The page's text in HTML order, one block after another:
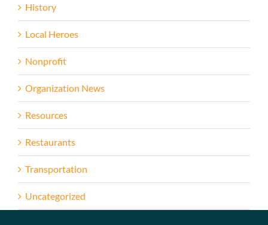
History
Local Heroes
Nonprofit
Organization News
Resources
Restaurants
Transportation
Uncategorized